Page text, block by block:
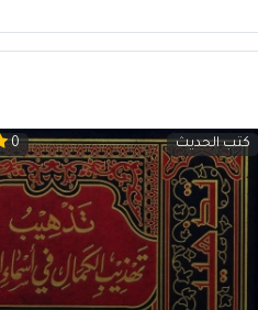
كتب الحديث 0